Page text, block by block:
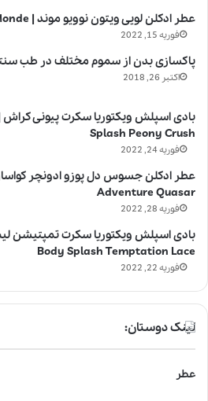
عطر ادکلن لویی ویتون نوویو موند | Louis Vuitton Nouveau Monde
فوریه 15, 2022
پاکسازی بدن از سموم مختلف در طب
اکتبر 26, 2018
Splash Peony Crush
فوریه 24, 2022
Adventure Quasar
فوریه 28, 2022
Body Splash Temptation Lace
فوریه 22, 2022
لینک دوستان:
عطر